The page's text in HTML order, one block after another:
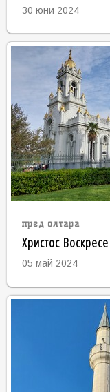
30 юни 2024
пред олтара
Христос Воскресе
05 май 2024